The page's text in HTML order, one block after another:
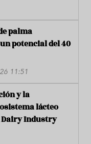
palma
potencial del 40
11:51
y la
lácteo
Industry